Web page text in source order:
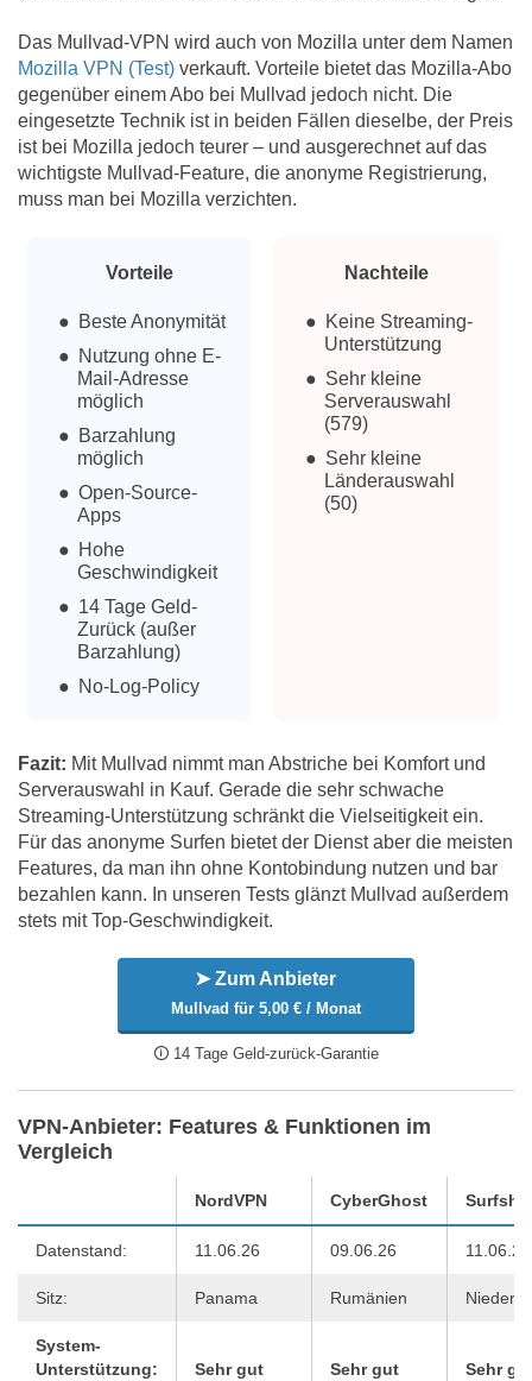
Das Mullvad-VPN wird auch von Mozilla unter dem Namen
Mozilla VPN (Test) verkauft. Vorteile bietet das Mozilla-Abo
gegenüber einem Abo bei Mullvad jedoch nicht. Die
eingesetzte Technik ist in beiden Fällen dieselbe, der Preis
ist bei Mozilla jedoch teurer – und ausgerechnet auf das
wichtigste Mullvad-Feature, die anonyme Registrierung,
muss man bei Mozilla verzichten.
Vorteile
Beste Anonymität
Nutzung ohne E-
Mail-Adresse
möglich
Barzahlung
möglich
Open-Source-
Apps
Hohe
Geschwindigkeit
14 Tage Geld-
Zurück (außer
Barzahlung)
No-Log-Policy
Nachteile
Keine Streaming-
Unterstützung
Sehr kleine
Serverauswahl
(579)
Sehr kleine
Länderauswahl
(50)
Fazit: Mit Mullvad nimmt man Abstriche bei Komfort und
Serverauswahl in Kauf. Gerade die sehr schwache
Streaming-Unterstützung schränkt die Vielseitigkeit ein.
Für das anonyme Surfen bietet der Dienst aber die meisten
Features, da man ihn ohne Kontobindung nutzen und bar
bezahlen kann. In unseren Tests glänzt Mullvad außerdem
stets mit Top-Geschwindigkeit.
➤ Zum Anbieter
Mullvad für 5,00 € / Monat
🛈 14 Tage Geld-zurück-Garantie
VPN-Anbieter: Features & Funktionen im
Vergleich
NordVPN CyberGhost
Datenstand: 11.06.26 09.06.26 11.06.26
Sitz: Panama Rumänien
System-
Unterstützung:
Sehr gut Sehr gut Sehr